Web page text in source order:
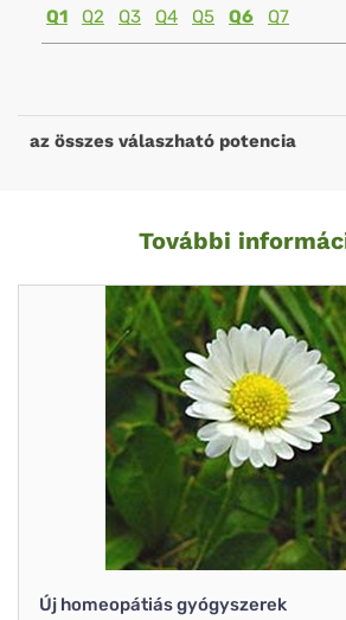
Q1
Q2 Q3 Q4 Q5 Q6 Q7
az összes válaszható potencia
További
Új homeopátiás gyógyszerek